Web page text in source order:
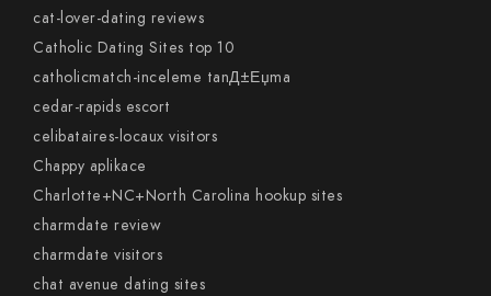
cat-lover-dating reviews
Catholic Dating Sites top 10
catholicmatch-inceleme tanД±Еџma
cedar-rapids escort
celibataires-locaux visitors
Chappy aplikace
Charlotte+NC+North Carolina hookup sites
charmdate review
charmdate visitors
chat avenue dating sites